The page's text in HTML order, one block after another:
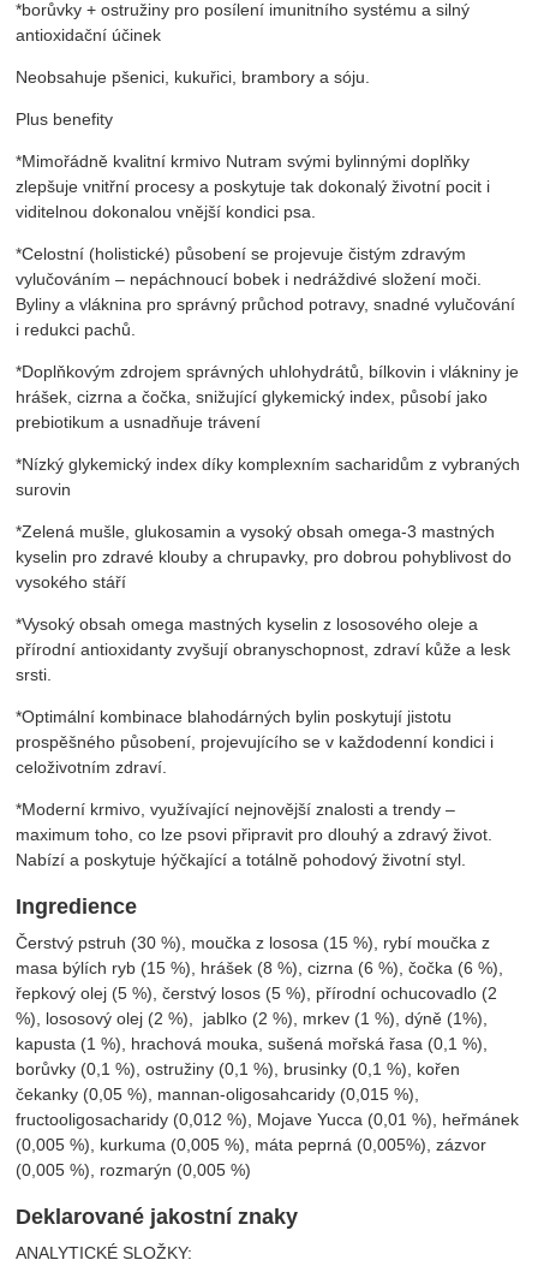
*borůvky + ostružiny pro posílení imunitního systému a silný
antioxidační účinek
Neobsahuje pšenici, kukuřici, brambory a sóju.
Plus benefity
*Mimořádně kvalitní krmivo Nutram svými bylinnými doplňky
zlepšuje vnitřní procesy a poskytuje tak dokonalý životní pocit i
viditelnou dokonalou vnější kondici psa.
*Celostní (holistické) působení se projevuje čistým zdravým
vylučováním – nepáchnoucí bobek i nedráždivé složení moči.
Byliny a vláknina pro správný průchod potravy, snadné vylučování
i redukci pachů.
*Doplňkovým zdrojem správných uhlohydrátů, bílkovin i vlákniny je
hrášek, cizrna a čočka, snižující glykemický index, působí jako
prebiotikum a usnadňuje trávení
*Nízký glykemický index díky komplexním sacharidům z vybraných
surovin
*Zelená mušle, glukosamin a vysoký obsah omega-3 mastných
kyselin pro zdravé klouby a chrupavky, pro dobrou pohyblivost do
vysokého stáří
*Vysoký obsah omega mastných kyselin z lososového oleje a
přírodní antioxidanty zvyšují obranyschopnost, zdraví kůže a lesk
srsti.
*Optimální kombinace blahodárných bylin poskytují jistotu
prospěšného působení, projevujícího se v každodenní kondici i
celoživotním zdraví.
*Moderní krmivo, využívající nejnovější znalosti a trendy –
maximum toho, co lze psovi připravit pro dlouhý a zdravý život.
Nabízí a poskytuje hýčkající a totálně pohodový životní styl.
Ingredience
Čerstvý pstruh (30 %), moučka z lososa (15 %), rybí moučka z
masa býlích ryb (15 %), hrášek (8 %), cizrna (6 %), čočka (6 %),
řepkový olej (5 %), čerstvý losos (5 %), přírodní ochucovadlo (2
%), lososový olej (2 %), jablko (2 %), mrkev (1 %), dýně (1%),
kapusta (1 %), hrachová mouka, sušená mořská řasa (0,1 %),
borůvky (0,1 %), ostružiny (0,1 %), brusinky (0,1 %), kořen
čekanky (0,05 %), mannan-oligosahcaridy (0,015 %),
fructooligosacharidy (0,012 %), Mojave Yucca (0,01 %), heřmánek
(0,005 %), kurkuma (0,005 %), máta peprná (0,005%), zázvor
(0,005 %), rozmarýn (0,005 %)
Deklarované jakostní znaky
ANALYTICKÉ SLOŽKY: